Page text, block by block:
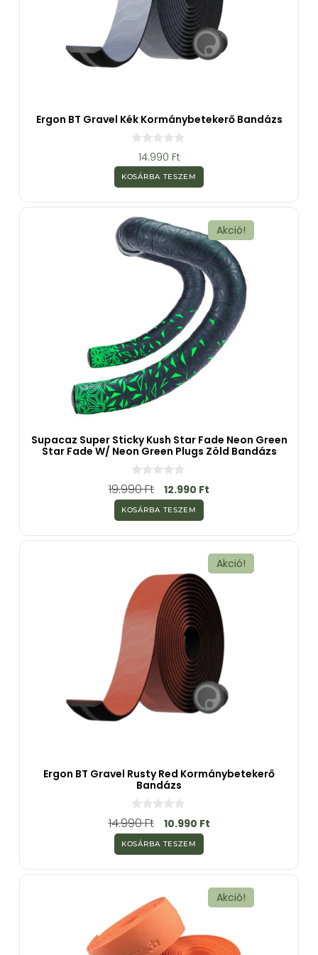
Ergon BT Gravel Kék Kormánybetekerő Bandázs
z
5
b
l
14.990 Ft
KOSÁRBA TESZEM
Akció!
Supacaz Super Sticky Kush Star Fade Neon Green
Star Fade W/ Neon Green Plugs Zöld Bandázs
0
a
5
-
b
ő
19.990Ft 12.990 Ft
KOSÁRBA TESZEM
Akció!
Ergon BT Gravel Rusty Red Kormánybetekerő
Bandázs
0
a
5
-
b
ő
14.990Ft 10.990 Ft
KOSÁRBA TESZEM
Akció!